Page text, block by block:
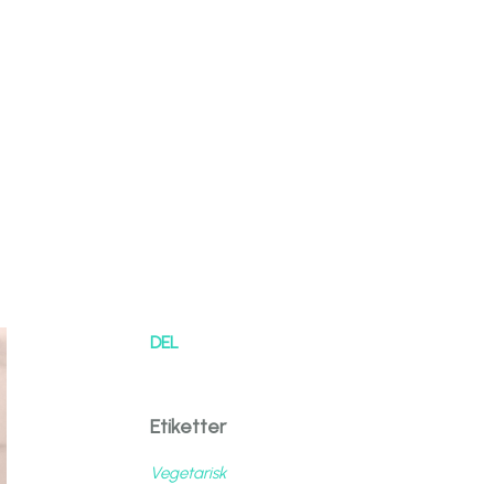
DEL
Etiketter
Vegetarisk